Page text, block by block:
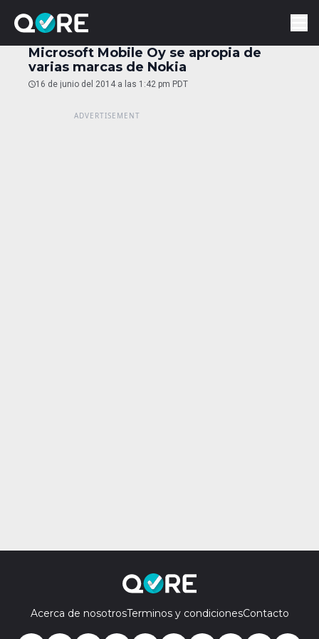
Microsoft Mobile Oy se apropia de
varias marcas de Nokia
16 de junio del 2014 a las 1:42 pm PDT
Acerca de nosotrosTerminos y condicionesContacto